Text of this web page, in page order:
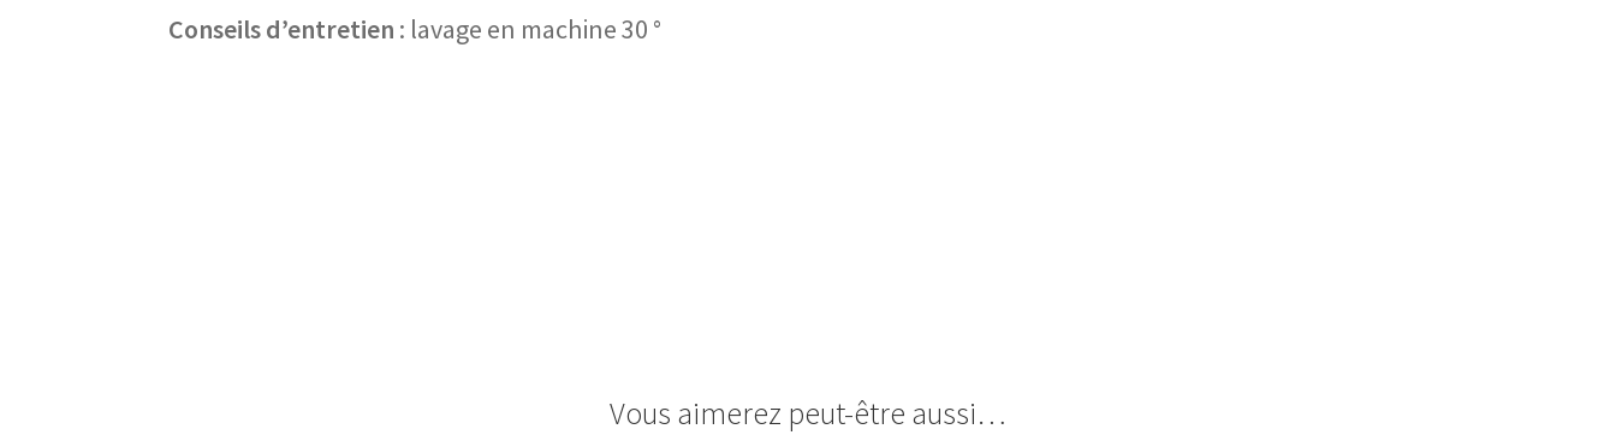
Conseils d’entretien : lavage en machine 30 °
Vous aimerez peut-être aussi…